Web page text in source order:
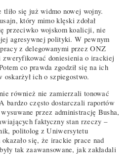
tliło się już widmo nowej wojny.
który mimo klęski zdołał
przeciwko wojskom koalicji, nie
agresywnej polityki. W pewnym
z delegowanymi przez ONZ
doniesienia o irackiej
co prawda zgodził się na ich
ich o szpiegostwo.
również nie zamierzali tonować
bardzo często dostarczali raportów
przez administrację Busha,
faktyczny stan rzeczy –
politolog z Uniwersytetu
się, że irackie prace nad
tak zaawansowane, jak zakładali